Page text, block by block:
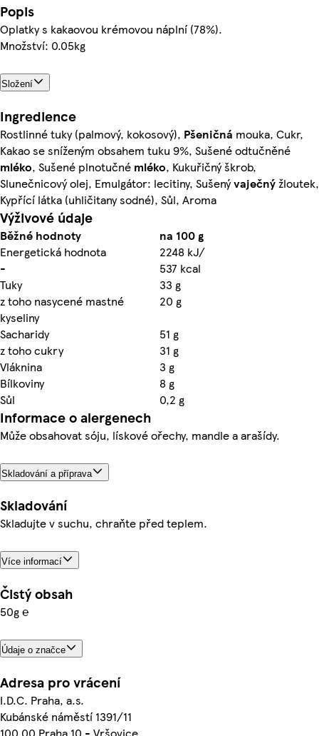
Popis
Oplatky s kakaovou krémovou náplní (78%).
Množství: 0.05kg
Složení
Ingredience
Rostlinné tuky (palmový, kokosový), Pšeničná mouka, Cukr,
Kakao se sníženým obsahem tuku 9%, Sušené odtučněné
mléko, Sušené plnotučné mléko, Kukuřičný škrob,
Slunečnicový olej, Emulgátor: lecitiny, Sušenývaječnýžloutek,
Kypřící látka (uhličitany sodné), Sůl, Aroma
Výživové údaje
Běžné hodnoty
na 100 g
Energetická hodnota
2248 kJ/
-
537 kcal
Tuky
33 g
z toho nasycené mastné
kyseliny
20 g
Sacharidy
51 g
z toho cukry
31 g
Vláknina
3 g
Bílkoviny
8 g
Sůl
0,2 g
Informace o alergenech
Může obsahovat sóju, lískové ořechy, mandle a arašídy.
Skladování a příprava
Skladování
Skladujte v suchu, chraňte před teplem.
Více informací
Čistý obsah
50g ℮
Údaje o značce
Adresa pro vrácení
I.D.C. Praha, a.s.
Kubánské náměstí 1391/11